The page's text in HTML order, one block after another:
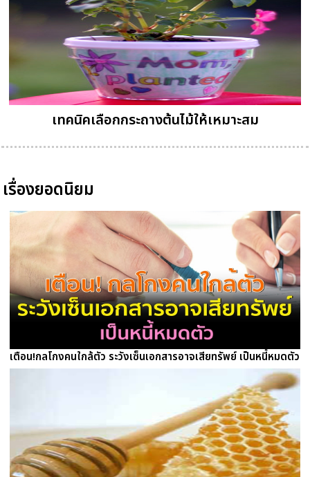
เทคนิคเลือกกระถางต้นไม้ให้เหมาะสม
เรื่องยอดนิยม
เตือน!กลโกงคนใกล้ตัว ระวังเซ็นเอกสารอาจเสียทรัพย์ เป็นหนี้หมดตัว